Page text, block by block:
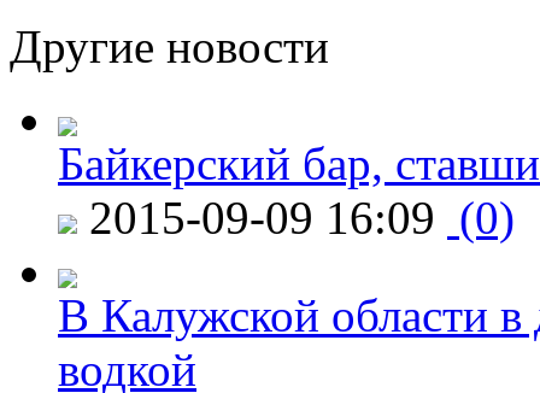
Другие новости
Байкерский бар,
2015-09-09 16:09 (0)
В Калужской области в
водкой